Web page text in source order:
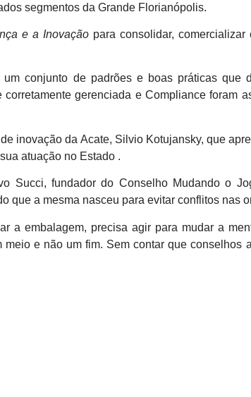
segmentos da Grande Florianópolis.
e a Inovação para consolidar, comercializar
um conjunto de padrões e boas práticas que
gerenciada e Compliance foram
inovação da Acate, Silvio Kotujansky, que
atuação no Estado .
Succi, fundador do Conselho Mudando o
que a mesma nasceu para evitar conflitos nas
a embalagem, precisa agir para mudar a
e não um fim. Sem contar que conselhos